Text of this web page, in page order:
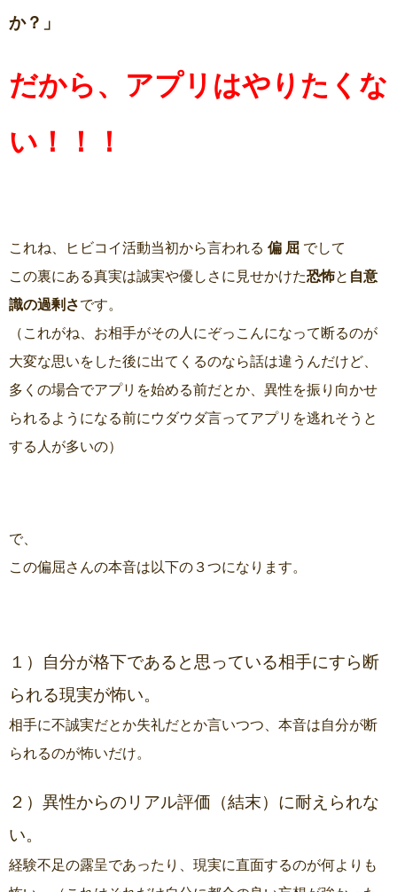
か？」
だから、アプリはやりたくな
い！！！
これね、ヒビコイ活動当初から言われる 偏 屈 でして
この裏にある真実は誠実や優しさに見せかけた恐怖と 自意
識の過剰さです。
（これがね、お相手がその人にぞっこんになって断るのが
大変な思いをした後に出てくるのなら話は違うんだけど、
多くの場合でアプリを始める前だとか、異性を振り向かせ
られるようになる前にウダウダ言ってアプリを逃れそうと
する人が多いの）
で、
この偏屈さんの本音は以下の３つになります。
１）自分が格下であると思っている相手にすら断
られる現実が怖い。
相手に不誠実だとか失礼だとか言いつつ、本音は自分が断
られるのが怖いだけ。
２）異性からのリアル評価（結末）に耐えられな
い。
経験不足の露呈であったり、現実に直面するのが何よりも